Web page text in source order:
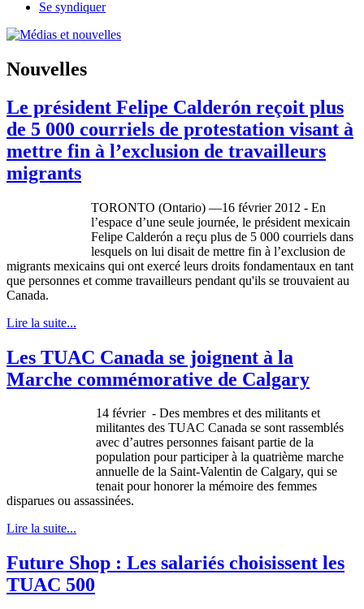
Se syndiquer
Nouvelles
Le président Felipe Calderón reçoit plus
de 5 000 courriels de protestation visant à
mettre fin à l’exclusion de travailleurs
migrants
TORONTO (Ontario) —16 février 2012 - En
l’espace d’une seule journée, le président mexicain
Felipe Calderón a reçu plus de 5 000 courriels dans
lesquels on lui disait de mettre fin à l’exclusion de
migrants mexicains qui ont exercé leurs droits fondamentaux en tant
que personnes et comme travailleurs pendant qu'ils se trouvaient au
Canada.
Lire la suite...
Les TUAC Canada se joignent à la
Marche commémorative de Calgary
14 février- Des membres et des militants et
militantes des TUAC Canada se sont rassemblés
avec d’autres personnes faisant partie de la
population pourparticiper à la quatrième marche
annuelle de la Saint-Valentin de Calgary, qui se
tenaitpour honorer la mémoire des femmes
disparues ou assassinées.
Lire la suite...
Future Shop : Les salariés choisissent les
TUAC 500